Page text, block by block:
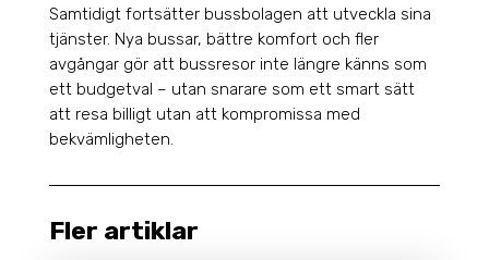
Samtidigt fortsätter bussbolagen att utveckla sina
tjänster. Nya bussar, bättre komfort och fler
avgångar gör att bussresor inte längre känns som
ett budgetval – utan snarare som ett smart sätt
att resa billigt utan att kompromissa med
bekvämligheten.
Fler artiklar